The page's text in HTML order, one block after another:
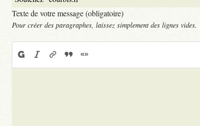
Texte de votre message (obligatoire)
Pour créer des paragraphes, laissez simplement des lignes vides.